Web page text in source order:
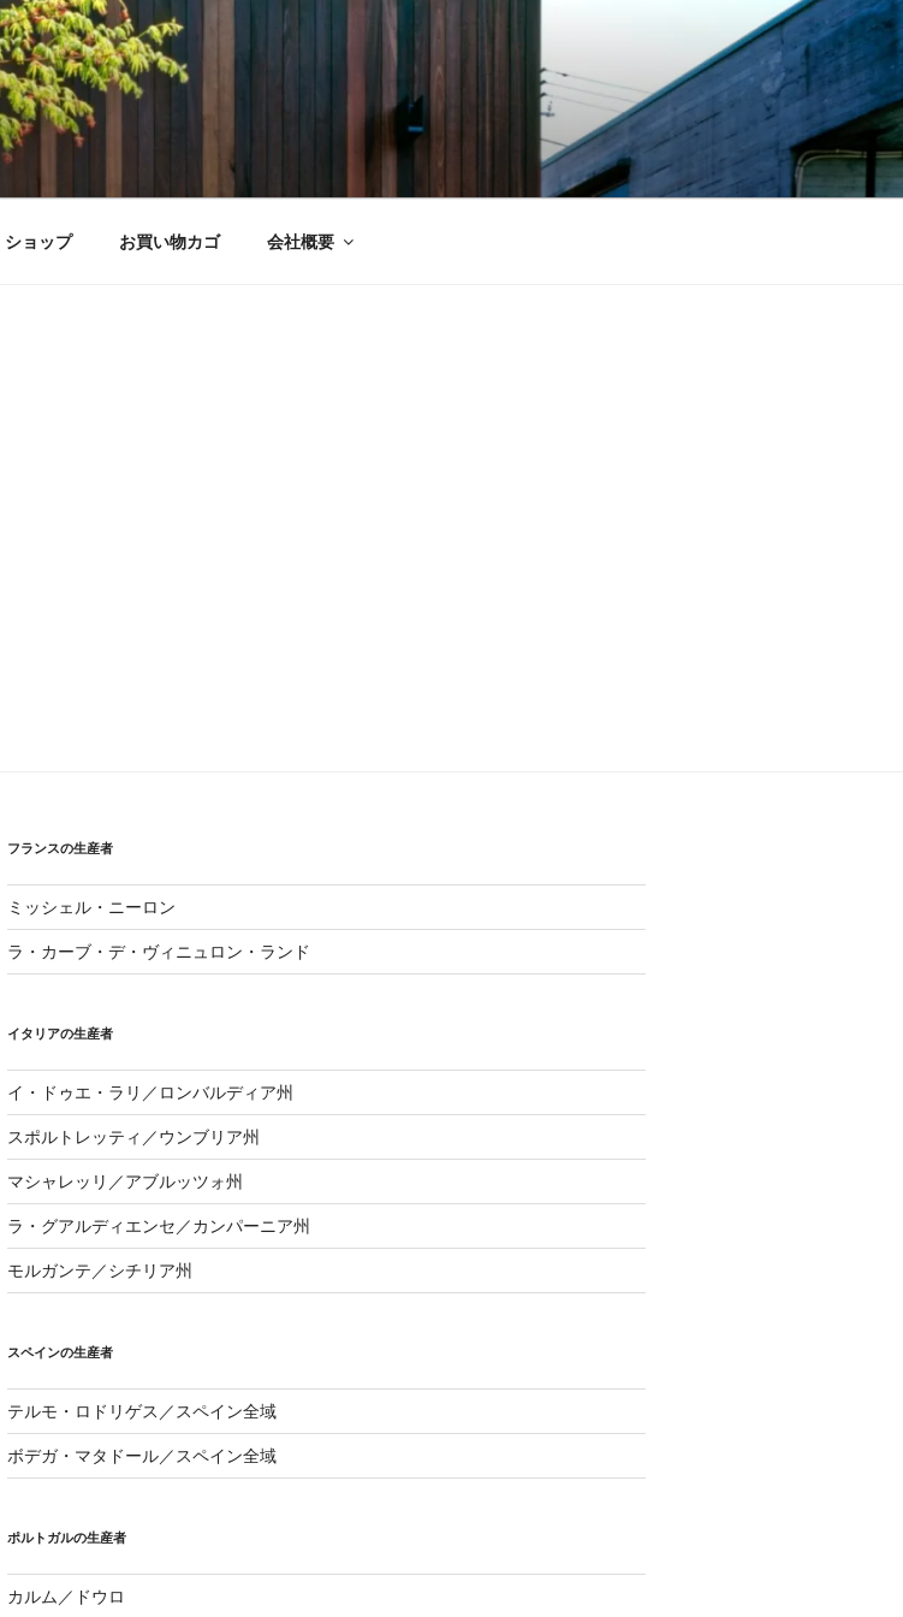
ショップ お買い物カゴ 会社概要
フランスの生産者
ミッシェル・ニーロン
ラ・カーブ・デ・ヴィニュロン・ランド
イタリアの生産者
イ・ドゥエ・ラリ／ロンバルディア州
スポルトレッティ／ウンブリア州
マシャレッリ／アブルッツォ州
ラ・グアルディエンセ／カンパーニア州
モルガンテ／シチリア州
スペインの生産者
テルモ・ロドリゲス／スペイン全域
ボデガ・マタドール／スペイン全域
ポルトガルの生産者
カルム／ドウロ